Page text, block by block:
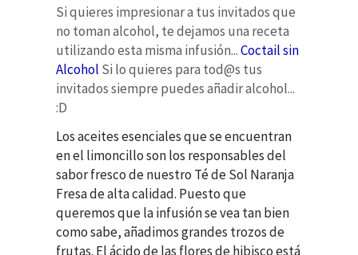
Si quieres impresionar a tus invitados que
no toman alcohol, te dejamos una receta
utilizando esta misma infusión...Coctail sin
Alcohol Si lo quieres para tod@s tus
invitados siempre puedes añadir alcohol...
:D
Los aceites esenciales que se encuentran
en el limoncillo son los responsables del
sabor fresco de nuestro Té de Sol Naranja
Fresa de alta calidad. Puesto que
queremos que la infusión se vea tan bien
como sabe, añadimos grandes trozos de
frutas. El ácido de las flores de hibisco está